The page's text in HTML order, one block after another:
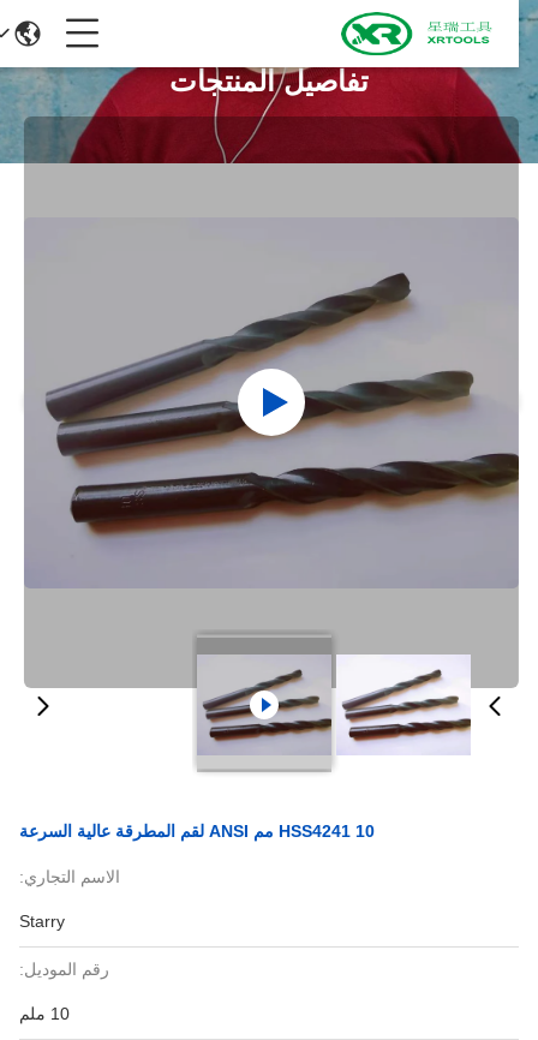
تفاصيل المنتجات
HSS4241 10 مم ANSI لقم المطرقة عالية السرعة
الاسم التجاري:
Starry
رقم الموديل:
10 ملم